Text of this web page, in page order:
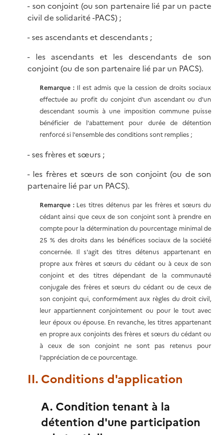
- son conjoint (ou son partenaire lié par un pacte
civil de solidarité -PACS) ;
- ses ascendants et descendants ;
- les ascendants et les descendants de son
conjoint (ou de son partenaire lié par un PACS).
Remarque :Il est admis que la cession de droits sociaux
effectuée au profit du conjoint d'un ascendant ou d'un
descendant soumis à une imposition commune puisse
bénéficier de l'abattement pour durée de détention
renforcé si l'ensemble des conditions sont remplies ;
- ses frères et sœurs ;
- les frères et sœurs de son conjoint (ou de son
partenaire lié par un PACS).
Remarque :Les titres détenus par les frères et sœurs du
cédant ainsi que ceux de son conjoint sont à prendre en
compte pour la détermination du pourcentage minimal de
25 % des droits dans les bénéfices sociaux de la société
concernée. Il s'agit des titres détenus appartenant en
propre aux frères et sœurs du cédant ou à ceux de son
conjoint et des titres dépendant de la communauté
conjugale des frères et sœurs du cédant ou de ceux de
son conjoint qui, conformément aux règles du droit civil,
leur appartiennent conjointement ou pour le tout avec
leur époux ou épouse. En revanche, les titres appartenant
en propre aux conjoints des frères et sœurs du cédant ou
à ceux de son conjoint ne sont pas retenus pour
l'appréciation de ce pourcentage.
II. Conditions d'application
A. Condition tenant à la
détention d'une participation